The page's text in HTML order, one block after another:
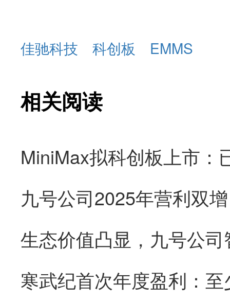
佳驰科技 科创板 EMMS
相关阅读
九号公司2025年营利双
生态价值凸显，九号公